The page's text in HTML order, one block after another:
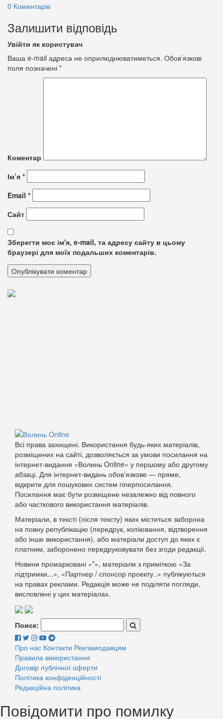
0 Коментарів
Залишити відповідь
Увійти як користувач
Ваша e-mail адреса не оприлюднюватиметься. Обов’язкові
поля позначені *
Коментар
Ім’я *
Email *
Сайт
Зберегти моє ім'я, e-mail, та адресу сайту в цьому
браузері для моїх подальших коментарів.
Всі права захищені. Використання будь-яких матеріалів,
розміщених на сайті, дозволяється за умови посилання на
інтернет-видання «Волинь Online» у першому або другому
абзаці. Для інтернет-видань обов’язкове — пряме,
відкрите для пошукових систем гіперпосилання.
Посилання має бути розміщене незалежно від повного
або часткового використання матеріалів.
Матеріали, в тексті (після тексту) яких міститься заборона
на повну републікацію (передрук, копіювання, відтворення
або інше використання), або матеріали доступ до яких є
платним, заборонено передруковувати без згоди редакції.
Новини промарковані «*», матеріали з приміткою «За
підтримки...», «Партнер / спонсор проекту..» публікуються
на правах реклами. Редакція може не поділяти погляди,
висловлені у цих матеріалах.
Поиск:
Про нас Контакти Рекламодавцям
Правила використання
Договір публічної оферти
Політика конфіденційності
Редакційна політика
Повідомити про помилку